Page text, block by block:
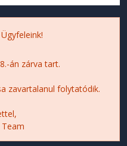
án zárva tart.
zavartalanul folytatódik.